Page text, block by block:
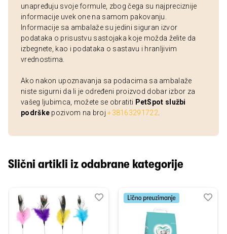
unapređuju svoje formule, zbog čega su najpreciznije
informacije uvek one na samom pakovanju.
Informacije sa ambalaže su jedini siguran izvor
podataka o prisustvu sastojaka koje možda želite da
izbegnete, kao i podataka o sastavu i hranljivim
vrednostima.
Ako nakon upoznavanja sa podacima sa ambalaže
niste sigurni da li je određeni proizvod dobar izbor za
vašeg ljubimca, možete se obratiti PetSpot službi
podrške pozivom na broj+38163291722
Slični artikli iz odabrane kategorije
Dodaj
Uporedi